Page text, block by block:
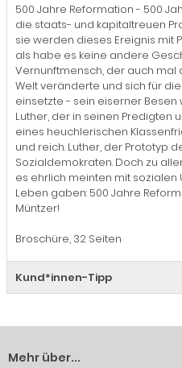
500 Jahre Reformation - 500
die staats- und kapitaltreuen
sie werden dieses Ereignis mit
als habe es keine andere
Vernunftmensch, der auch mal
Welt veränderte und sich für
einsetzte - sein eiserner
Luther, der in seinen Predigten
eines heuchlerischen
und reich. Luther, der Prototyp
Sozialdemokraten. Doch zu
es ehrlich meinten mit
Leben gaben: 500 Jahre
Müntzer!
Broschüre, 32 Seiten
Kund*innen-Tipp
Mehr über...